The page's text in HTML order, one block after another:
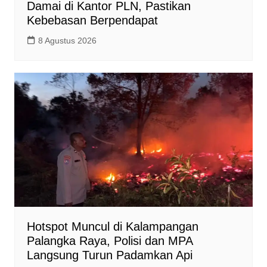
Damai di Kantor PLN, Pastikan
Kebebasan Berpendapat
8 Agustus 2026
Hotspot Muncul di Kalampangan
Palangka Raya, Polisi dan MPA
Langsung Turun Padamkan Api